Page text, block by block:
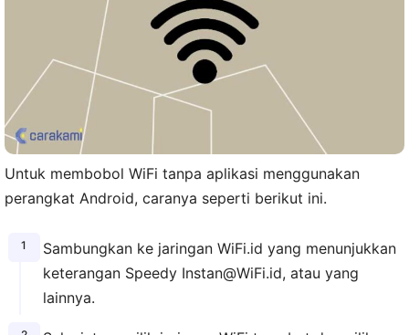
Untuk membobol WiFi tanpa aplikasi menggunakan
perangkat Android, caranya seperti berikut ini.
Sambungkan ke jaringan WiFi.id yang menunjukkan
keterangan Speedy Instan@WiFi.id, atau yang
lainnya.